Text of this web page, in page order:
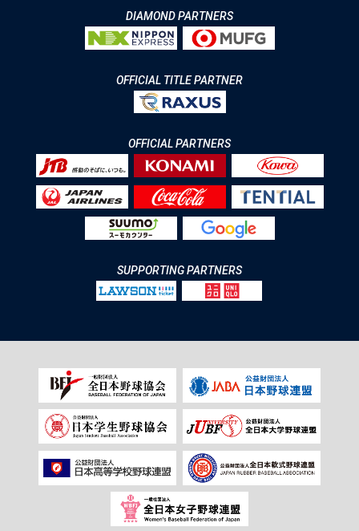
DIAMOND PARTNERS
OFFICIAL TITLE PARTNER
OFFICIAL PARTNERS
SUPPORTING PARTNERS